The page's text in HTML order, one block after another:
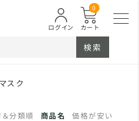
カート
0
ログイン
検索
マスク
分類順 商品名 価格が安い